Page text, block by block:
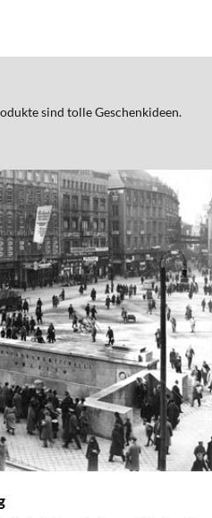
sind tolle Geschenkideen.